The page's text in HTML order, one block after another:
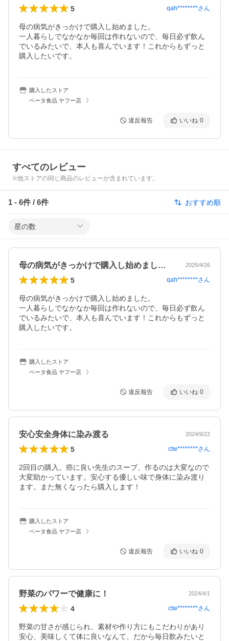
5 qah********さん
母の病気がきっかけで購入し始めました。
一人暮らしでなかなか毎回は作れないので、毎日必ず飲ん
でいるみたいで、本人も喜んでいます！これからもずっと
購入したいです。
購入したストア
ベータ食品 ヤフー店
違反報告 いいね 0
すべてのレビュー
※他ストアの同じ商品のレビューが含まれています。
1 - 6件 / 6件 おすすめ順
星の数
母の病気がきっかけで購入し始めました。… 2025/4/26
5 qah********さん
母の病気がきっかけで購入し始めました。
一人暮らしでなかなか毎回は作れないので、毎日必ず飲ん
でいるみたいで、本人も喜んでいます！これからもずっと
購入したいです。
購入したストア
ベータ食品 ヤフー店
違反報告 いいね 0
安心安全身体に染み渡る 2024/9/22
5 ctw********さん
2回目の購入。癌に良い先生のスーブ、作るのは大変なので
大変助かっています。安心する優しい味で身体に染み渡り
ます。また無くなったら購入します！
購入したストア
ベータ食品 ヤフー店
違反報告 いいね 0
野菜のパワーで健康に！ 2024/4/1
4 ctw********さん
野菜の甘さが感じられ、素材や作り方にもこだわりがあり
安心、美味しくて体に良いなんて。だから毎日飲みたいと